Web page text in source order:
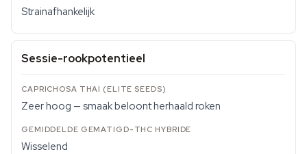
Strainafhankelijk
Sessie-rookpotentieel
Zeer hoog — smaak beloont herhaald roken
Wisselend